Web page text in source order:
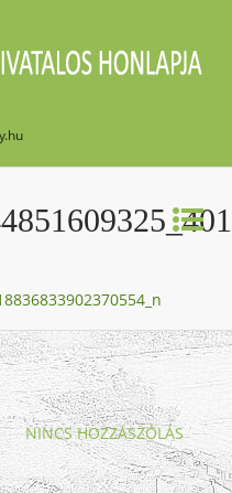
NINCS HOZZÁSZÓLÁS